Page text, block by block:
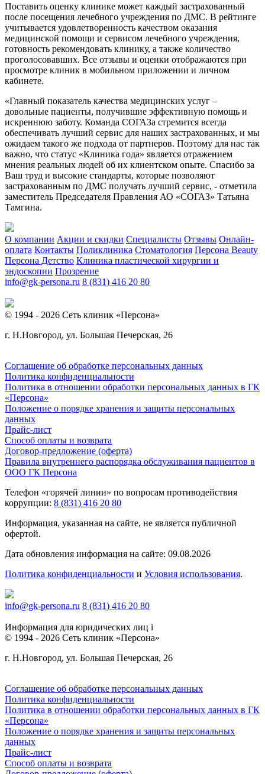
Поставить оценку клинике может каждый застрахованный
после посещения лечебного учреждения по ДМС. В рейтинге
учитывается удовлетворенность качеством оказания
медицинской помощи и сервисом лечебного учреждения,
готовность рекомендовать клинику, а также количество
проголосовавших. Все отзывы и оценки отображаются при
просмотре клиник в мобильном приложении и личном
кабинете.
«Главный показатель качества медицинских услуг –
довольные пациенты, получившие эффективную помощь и
искреннюю заботу. Команда СОГАЗа стремится всегда
обеспечивать лучший сервис для наших застрахованных, и мы
ожидаем такого же подхода от партнеров. Поэтому для нас так
важно, что статус «Клиника года» является отражением
мнения реальных людей об их клиентском опыте. Спасибо за
Ваш труд и высокие стандарты, которые позволяют
застрахованным по ДМС получать лучший сервис, - отметила
заместитель Председателя Правления АО «СОГАЗ» Татьяна
Тамгина.
О компании Акции и скидки Специалисты Отзывы Онлайн-
оплата Контакты Поликлиника Стоматология Персона Beauty
Персона Детство Клиника пластической хирургии и
эндоскопии Прозрение
info@gk-persona.ru 8 (831) 416 20 80
© 1994 - 2026 Сеть клиник «Персона»
г. Н.Новгород, ул. Большая Печерская, 26
Соглашение об обработке персональных данных
Политика конфиденциальности
Политика в отношении обработки персональных данных в ГК
«Персона»
Положение о порядке хранения и защиты персональных
данных
Прайс-лист
Способ оплаты и возврата
Договор-предложение (оферта)
Правила внутреннего распорядка обслуживания пациентов в
ООО ГК Персона
Телефон «горячей линии» по вопросам противодействия
коррупции: 8 (831) 416 20 80
Информация, указанная на сайте, не является публичной
офертой.
Дата обновления информация на сайте: 09.08.2026
Политика конфиденциальности и Условия использования.
info@gk-persona.ru 8 (831) 416 20 80
Информация для юридических лиц i
© 1994 - 2026 Сеть клиник «Персона»
г. Н.Новгород, ул. Большая Печерская, 26
Соглашение об обработке персональных данных
Политика конфиденциальности
Политика в отношении обработки персональных данных в ГК
«Персона»
Положение о порядке хранения и защиты персональных
данных
Прайс-лист
Способ оплаты и возврата